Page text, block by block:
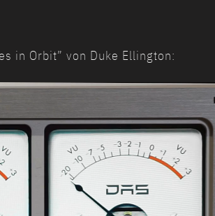
in Orbit” von Duke Ellington: